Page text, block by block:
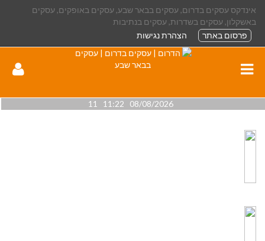
אינדקס עסקים בדרום, עסקים בבאר שבע, עסקים באופקים, עסקים
באשקלון, עסקים בשדרות, עסקים בנתיבות
פרסום באתר
הצהרת נגישות
08/08/2026 11:22 11